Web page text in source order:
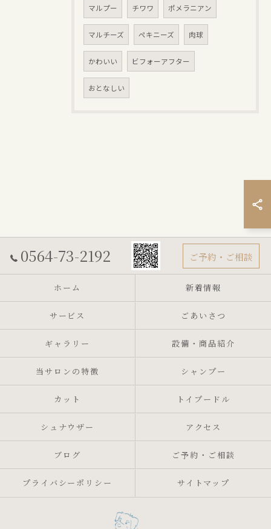
マルプー チワワ ポメラニアン
マルチーズ ペキニーズ 肉球
かわいい ビフォーアフター
おとなしい
0564-73-2192 ご予約・ご相談
ホーム 新着情報
サービス ごあいさつ
ギャラリー 設備・商品紹介
当サロンの特徴 シャンプー
カット トイプードル
シュナウザー アクセス
ブログ ご予約・ご相談
プライバシーポリシー サイトマップ